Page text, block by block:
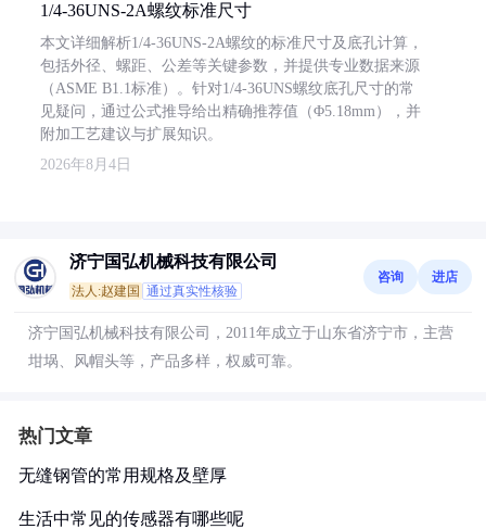
1/4-36UNS-2A螺纹标准尺寸
本文详细解析1/4-36UNS-2A螺纹的标准尺寸及底孔计算，
包括外径、螺距、公差等关键参数，并提供专业数据来源
（ASME B1.1标准）。针对1/4-36UNS螺纹底孔尺寸的常
见疑问，通过公式推导给出精确推荐值（Φ5.18mm），并
附加工艺建议与扩展知识。
2026年8月4日
济宁国弘机械科技有限公司
法人:赵建国 通过真实性核验
咨询 进店
济宁国弘机械科技有限公司，2011年成立于山东省济宁市，主营
坩埚、风帽头等，产品多样，权威可靠。
热门文章
无缝钢管的常用规格及壁厚
生活中常见的传感器有哪些呢